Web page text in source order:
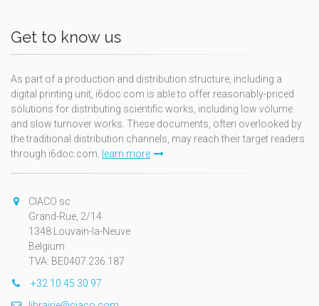
Get to know us
As part of a production and distribution structure, including a
digital printing unit, i6doc.com is able to offer reasonably-priced
solutions for distributing scientific works, including low volume
and slow turnover works. These documents, often overlooked by
the traditional distribution channels, may reach their target readers
through i6doc.com. learn more
CIACO sc
Grand-Rue, 2/14
1348 Louvain-la-Neuve
Belgium
TVA: BE0407.236.187
+32 10 45 30 97